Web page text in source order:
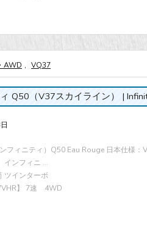
AWD , VQ37
Q50（V37スカイライン） |
フィニティ）Q50 Eau Rouge 日本仕様：
ンフィニ ...
ツインターボ
】 7速 4WD